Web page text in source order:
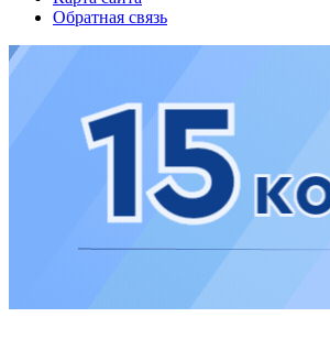
Обратная связь